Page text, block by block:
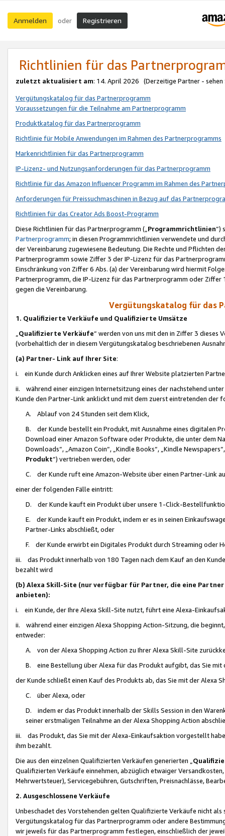
Anmelden oder Registrieren
Richtlinien für das
zuletzt aktualisiert am: 14. April 2026 (Derzeitige Partner - sehen
Vergütungskatalog für das Partnerprogramm
Voraussetzungen für die Teilnahme am Partnerprogramm
Produktkatalog für das Partnerprogramm
Richtlinie für Mobile Anwendungen im Rahmen des Partnerprogramms
Markenrichtlinien für das Partnerprogramm
IP-Lizenz- und Nutzungsanforderungen für das Partnerprogramm
Richtlinie für das Amazon Influencer Programm im Rahmen des
Anforderungen für Preissuchmaschinen in Bezug auf das
Richtlinien für das Creator Ads Boost-Programm
Diese Richtlinien für das Partnerprogramm („Programmrichtlinien“)
Partnerprogramm; in diesen Programmrichtlinien verwendete und
der Vereinbarung zugewiesene Bedeutung. Die Rechte und Pflichten
Partnerprogramm sowie Ziffer 3 der IP-Lizenz für das
Einschränkung von Ziffer 6 Abs. (a) der Vereinbarung wird hiermit
Partnerprogramm, die IP-Lizenz für das Partnerprogramm oder
gegen die Vereinbarung.
Vergütungskatalog für das
1. Qualifizierte Verkäufe und Qualifizierte Umsätze
Qualifizierte Verkäufe“ werden von uns mit den in Ziffer 3
(vorbehaltlich der in diesem Vergütungskatalog beschriebenen
(a) Partner- Link auf Ihrer Site:
i. ein Kunde durch Anklicken eines auf Ihrer Website platzierten
ii. während einer einzigen Internetsitzung eines der nachstehend
Kunde den Partner-Link anklickt und mit dem zuerst eintretenden der
A. Ablauf von 24 Stunden seit dem Klick,
B. der Kunde bestellt ein Produkt, mit Ausnahme eines digitalen
Download einer Amazon Software oder Produkte, die unter dem
Downloads“, „Amazon Coin“, „Kindle Books“, „Kindle
Produkt“) vertrieben werden, oder
C. der Kunde ruft eine Amazon-Website über einen Partner-Link
einer der folgenden Fälle eintritt:
D. der Kunde kauft ein Produkt über unsere 1-Click-
E. der Kunde kauft ein Produkt, indem er es in seinen
Partner-Links abschließt, oder
F. der Kunde erwirbt ein Digitales Produkt durch Streaming oder
iii. das Produkt innerhalb von 180 Tagen nach dem Kauf an den
bezahlt wird
(b) Alexa Skill-Site (nur verfügbar für Partner, die eine
anbieten):
i. ein Kunde, der Ihre Alexa Skill-Site nutzt, führt eine Alexa-
ii. während einer einzigen Alexa Shopping Action-Sitzung, die
entweder:
A. von der Alexa Shopping Action zu Ihrer Alexa Skill-Site
B. eine Bestellung über Alexa für das Produkt aufgibt, das Sie mit
der Kunde schließt einen Kauf des Produkts ab, das Sie mit der Alexa
C. über Alexa, oder
D. indem er das Produkt innerhalb der Skills Session in den
seiner erstmaligen Teilnahme an der Alexa Shopping Action
iii. das Produkt, das Sie mit der Alexa-Einkaufsaktion vorgestellt
ihm bezahlt.
Die aus den einzelnen Qualifizierten Verkäufen generierten „
Qualifizierten Verkäufe einnehmen, abzüglich etwaiger
Mehrwertsteuer), Servicegebühren, Gutschriften, Preisnachlässe,
2. Ausgeschlossene Verkäufe
Unbeschadet des Vorstehenden gelten Qualifizierte Verkäufe nicht
Vergütungskatalog für das Partnerprogramm oder andere
wir jeweils für das Partnerprogramm festlegen, einschließlich der